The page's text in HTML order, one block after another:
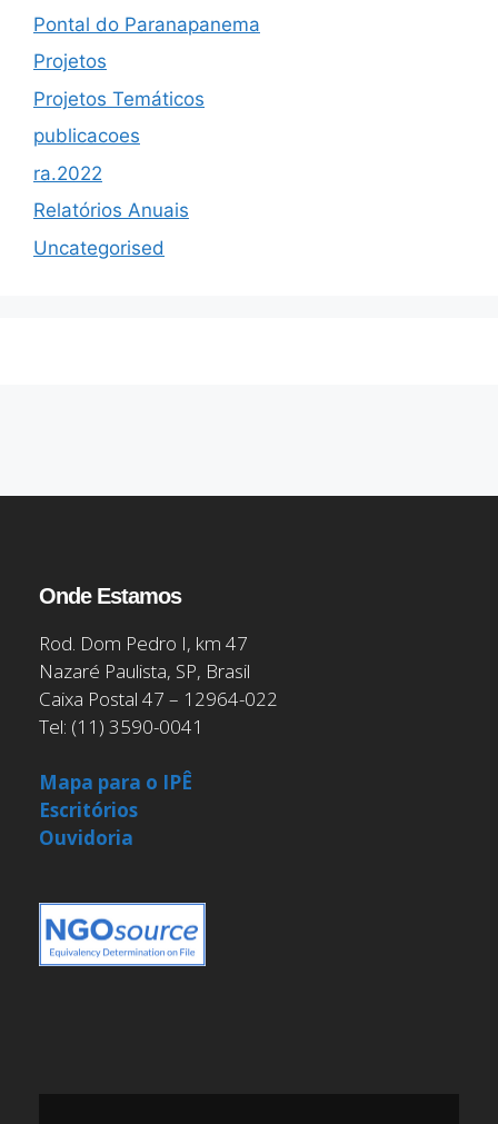
Pontal do Paranapanema
Projetos
Projetos Temáticos
publicacoes
ra.2022
Relatórios Anuais
Uncategorised
Onde Estamos
Rod. Dom Pedro I, km 47
Nazaré Paulista, SP, Brasil
Caixa Postal 47 – 12964-022
Tel: (11) 3590-0041
Mapa para o IPÊ
Escritórios
Ouvidoria